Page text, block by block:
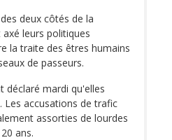
deux côtés de la
leurs politiques
la traite des êtres humains
de passeurs.
déclaré mardi qu'elles
Les accusations de trafic
assorties de lourdes
ans.